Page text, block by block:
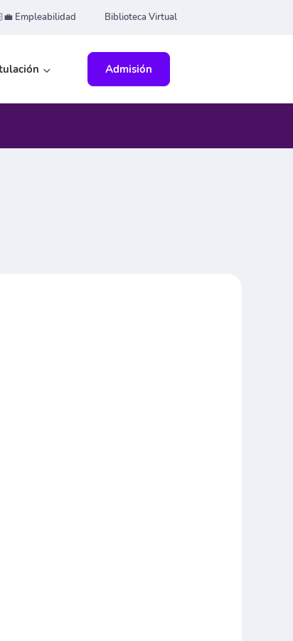
Empleabilidad Biblioteca Virtual
Admisión